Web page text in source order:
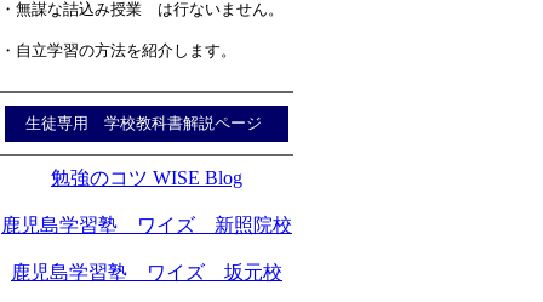
・無謀な詰込み授業 は行ないません。
・自立学習の方法を紹介します。
生徒専用 学校教科書解説ページ
勉強のコツ WISE Blog
鹿児島学習塾 ワイズ 新照院校
鹿児島学習塾 ワイズ 坂元校